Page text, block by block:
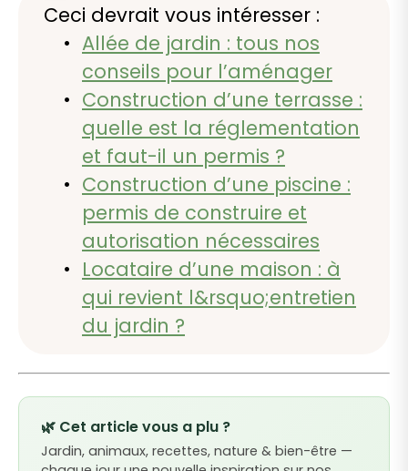
Ceci devrait vous intéresser :
Allée de jardin : tous nos
conseils pour l’aménager
Construction d’une terrasse :
quelle est la réglementation
et faut-il un permis ?
Construction d’une piscine :
permis de construire et
autorisation nécessaires
Locataire d’une maison : à
qui revient l&rsquo;entretien
du jardin ?
🌿 Cet article vous a plu ?
Jardin, animaux, recettes, nature & bien-être —